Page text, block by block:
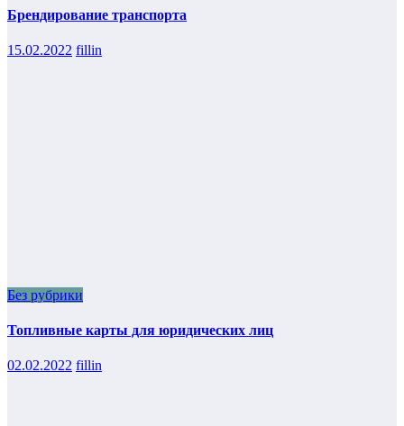
Брендирование транспорта
15.02.2022 fillin
Без рубрики
Топливные карты для юридических лиц
02.02.2022 fillin